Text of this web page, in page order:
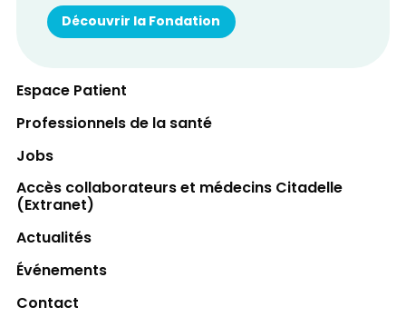
Découvrir la Fondation
Espace Patient
Professionnels de la santé
Jobs
Accès collaborateurs et médecins Citadelle
(Extranet)
Actualités
Événements
Contact